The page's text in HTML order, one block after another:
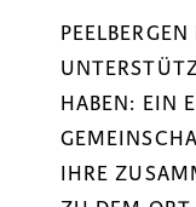
HABEN: EIN
IHRE